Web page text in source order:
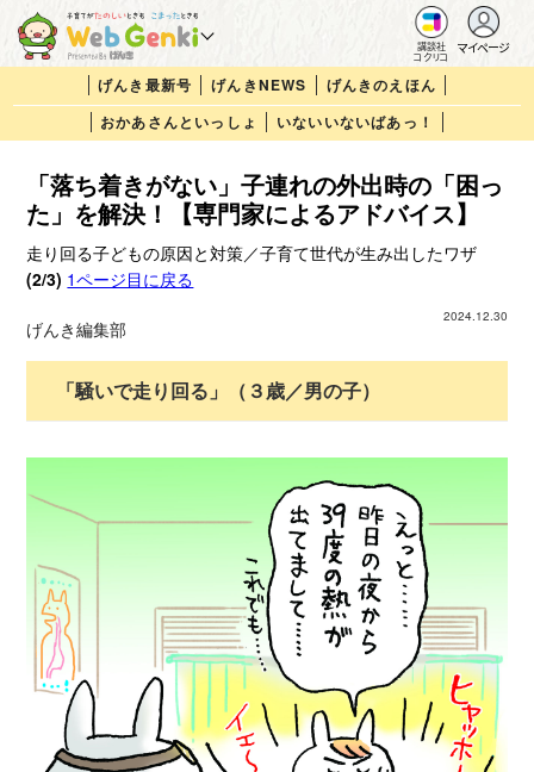
講談社
コクリコ
マイページ
げんき最新号 げんきNEWS
げんきのえほん
おかあさんといっしょ
いないいないばあっ！
「落ち着きがない」子連れの外出時の「困っ
た」を解決！【専門家によるアドバイス】
走り回る子どもの原因と対策／子育て世代が生み出したワザ
(2/3) 1ページ目に戻る
2024.12.30
げんき編集部
「騒いで走り回る」（３歳／男の子）